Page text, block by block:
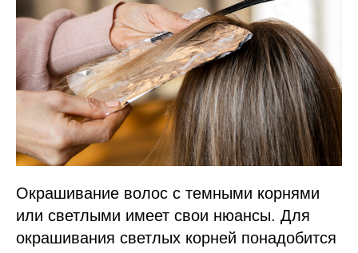
Окрашивание волос с темными корнями
или светлыми имеет свои нюансы. Для
окрашивания светлых корней понадобится